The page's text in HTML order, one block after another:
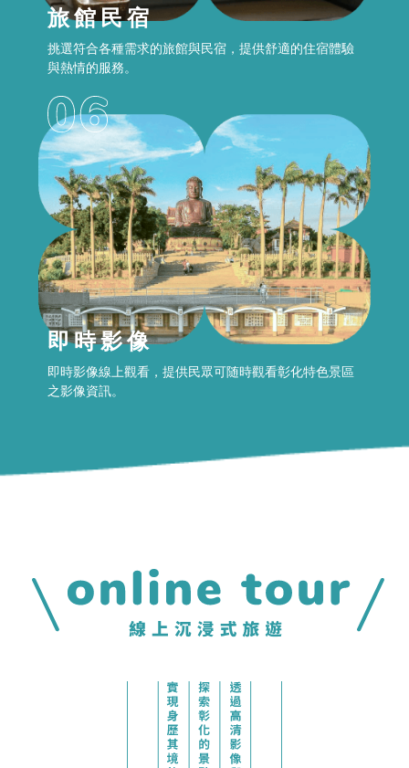
旅館民宿
挑選符合各種需求的旅館與民宿，提供舒適的住宿體驗
與熱情的服務。
即時影像
即時影像線上觀看，提供民眾可随時觀看彰化特色景區
之影像資訊。